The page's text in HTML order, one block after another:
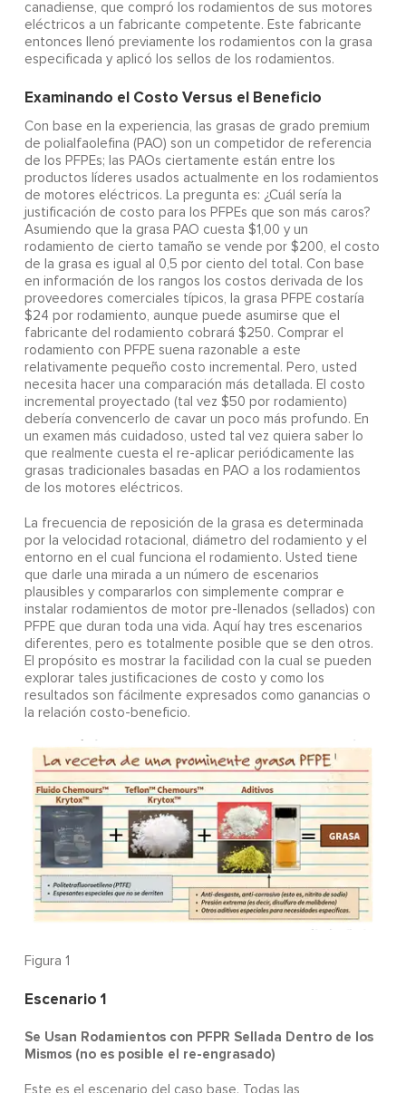
canadiense, que compró los rodamientos de sus motores
eléctricos a un fabricante competente. Este fabricante
entonces llenó previamente los rodamientos con la grasa
especificada y aplicó los sellos de los rodamientos.
Examinando el Costo Versus el Beneficio
Con base en la experiencia, las grasas de grado premium
de polialfaolefina (PAO) son un competidor de referencia
de los PFPEs; las PAOs ciertamente están entre los
productos líderes usados actualmente en los rodamientos
de motores eléctricos. La pregunta es: ¿Cuál sería la
justificación de costo para los PFPEs que son más caros?
Asumiendo que la grasa PAO cuesta $1,00 y un
rodamiento de cierto tamaño se vende por $200, el costo
de la grasa es igual al 0,5 por ciento del total. Con base
en información de los rangos los costos derivada de los
proveedores comerciales típicos, la grasa PFPE costaría
$24 por rodamiento, aunque puede asumirse que el
fabricante del rodamiento cobrará $250. Comprar el
rodamiento con PFPE suena razonable a este
relativamente pequeño costo incremental. Pero, usted
necesita hacer una comparación más detallada. El costo
incremental proyectado (tal vez $50 por rodamiento)
debería convencerlo de cavar un poco más profundo. En
un examen más cuidadoso, usted tal vez quiera saber lo
que realmente cuesta el re-aplicar periódicamente las
grasas tradicionales basadas en PAO a los rodamientos
de los motores eléctricos.
La frecuencia de reposición de la grasa es determinada
por la velocidad rotacional, diámetro del rodamiento y el
entorno en el cual funciona el rodamiento. Usted tiene
que darle una mirada a un número de escenarios
plausibles y compararlos con simplemente comprar e
instalar rodamientos de motor pre-llenados (sellados) con
PFPE que duran toda una vida. Aquí hay tres escenarios
diferentes, pero es totalmente posible que se den otros.
El propósito es mostrar la facilidad con la cual se pueden
explorar tales justificaciones de costo y como los
resultados son fácilmente expresados como ganancias o
la relación costo-beneficio.
Figura 1
Escenario 1
Se Usan Rodamientos con PFPR Sellada Dentro de los
Mismos (no es posible el re-engrasado)
Este es el escenario del caso base. Todas las